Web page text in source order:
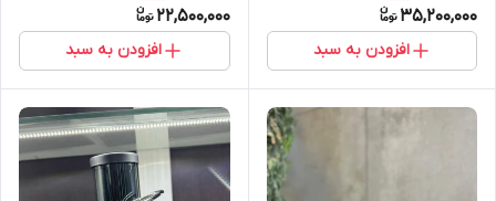
35,200,000
افزودن به سبد
22,500,000
افزودن به سبد